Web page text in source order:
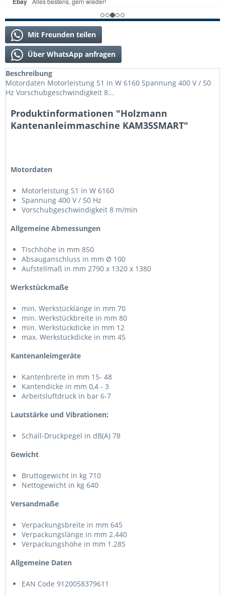
Mit Freunden teilen
Über WhatsApp anfragen
Beschreibung
Motordaten Motorleistung S1 in W 6160 Spannung 400 V / 50
Hz Vorschubgeschwindigkeit 8...
Produktinformationen "Holzmann
Kantenanleimmaschine KAM35SMART"
Motordaten
Motorleistung S1 in W 6160
Spannung 400 V / 50 Hz
Vorschubgeschwindigkeit 8 m/min
Allgemeine Abmessungen
Tischhöhe in mm 850
Absauganschluss in mm Ø 100
Aufstellmaß in mm 2790 x 1320 x 1380
Werkstückmaße
min. Werkstücklänge in mm 70
min. Werkstückbreite in mm 80
min. Werkstückdicke in mm 12
max. Werkstückdicke in mm 45
Kantenanleimgeräte
Kantenbreite in mm 15- 48
Kantendicke in mm 0,4 - 3
Arbeitsluftdruck in bar 6-7
Lautstärke und Vibrationen:
Schall-Druckpegel in dB(A) 78
Gewicht
Bruttogewicht in kg 710
Nettogewicht in kg 640
Versandmaße
Verpackungsbreite in mm 645
Verpackungslänge in mm 2.440
Verpackungshöhe in mm 1.285
Allgemeine Daten
EAN Code 9120058379611